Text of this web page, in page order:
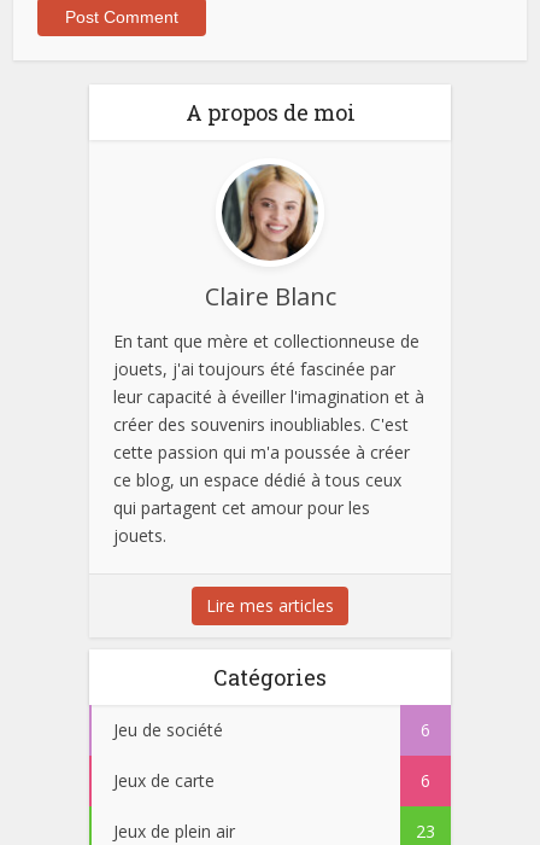
A propos de moi
Claire Blanc
En tant que mère et collectionneuse de
jouets, j'ai toujours été fascinée par
leur capacité à éveiller l'imagination et à
créer des souvenirs inoubliables. C'est
cette passion qui m'a poussée à créer
ce blog, un espace dédié à tous ceux
qui partagent cet amour pour les
jouets.
Lire mes articles
Catégories
Jeu de société 6
Jeux de carte 6
Jeux de plein air 23